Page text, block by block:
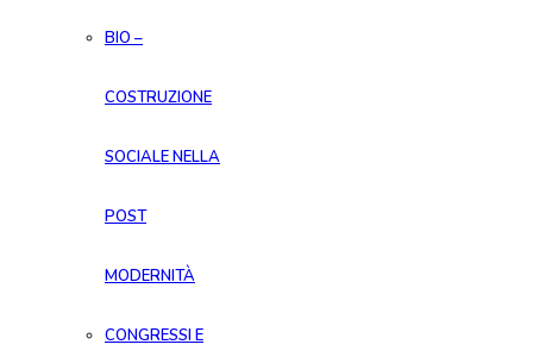
BIO –
COSTRUZIONE
SOCIALE NELLA
POST
MODERNITÀ
CONGRESSI E